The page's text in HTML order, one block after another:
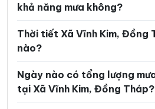
Xã Lương Hòa Lạc
Xã Mỹ Đức Tây Xã
Xã Mỹ Lợi
Xã Mỹ Thành Xã
Xã Mỹ Thọ Xã
khả năng mưa không?
Thời tiết Xã Vĩnh Kim, Đồng
nào?
Ngày nào có tổng lượng
tại Xã Vĩnh Kim, Đồng Tháp?